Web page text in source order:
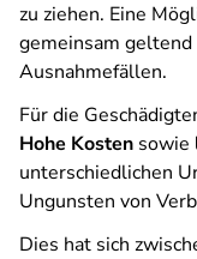
zu ziehen. Eine
gemeinsam geltend
Ausnahmefällen.
Für die
Hohe Kosten sowie
unterschiedlichen
Ungunsten von
Dies hat sich